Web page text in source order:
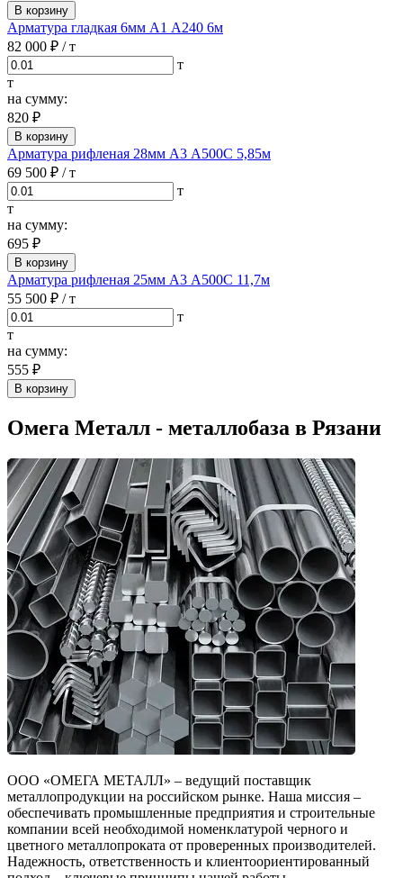
В корзину
Арматура гладкая 6мм А1 А240 6м
82 000 ₽ / т
т
т
на сумму:
820 ₽
В корзину
Арматура рифленая 28мм А3 А500С 5,85м
69 500 ₽ / т
т
т
на сумму:
695 ₽
В корзину
Арматура рифленая 25мм А3 А500С 11,7м
55 500 ₽ / т
т
т
на сумму:
555 ₽
В корзину
Омега Металл - металлобаза в Рязани
ООО «ОМЕГА МЕТАЛЛ» – ведущий поставщик
металлопродукции на российском рынке. Наша миссия –
обеспечивать промышленные предприятия и строительные
компании всей необходимой номенклатурой черного и
цветного металлопроката от проверенных производителей.
Надежность, ответственность и клиентоориентированный